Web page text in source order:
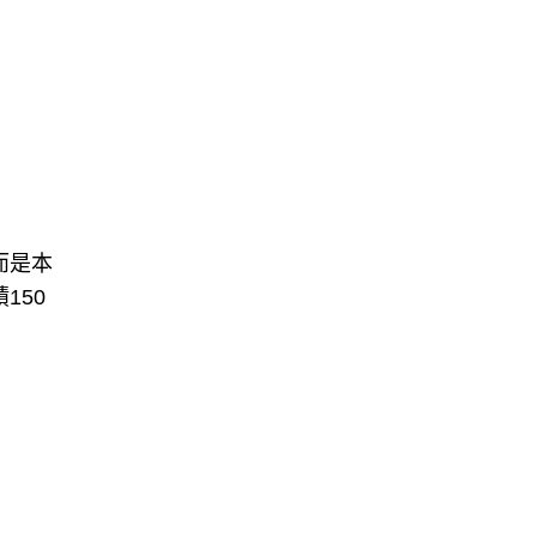
是本
150